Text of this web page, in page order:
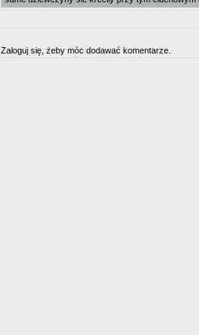
Zaloguj się, żeby móc dodawać komentarze.